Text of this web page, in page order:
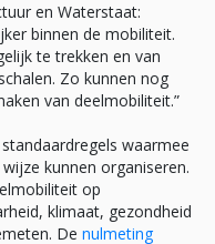
en Waterstaat:
binnen de mobiliteit.
te trekken en van
Zo kunnen nog
van deelmobiliteit.”
waarmee
kunnen organiseren.
op
klimaat, gezondheid
De nulmeting